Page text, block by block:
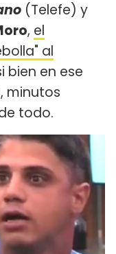
(Telefe) y
, el
al
bien en ese
minutos
todo.